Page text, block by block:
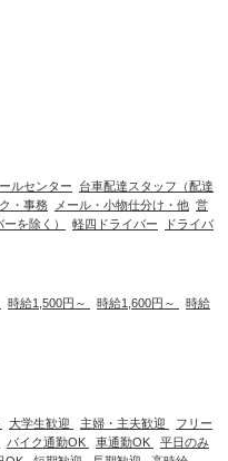
ルセンター
台車配達スタッフ（配達
・事務 メール・小物仕分け・他 営
を除く） 軽四ドライバー
ドライバ
時給1,500円～ 時給1,600円～
時給
大学生歓迎 主婦・主夫歓迎
フリー
バイク通勤OK 車通勤OK
平日のみ